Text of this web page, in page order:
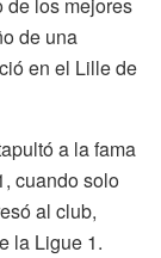
de una
en el Lille de
a la fama
cuando solo
al club,
la Ligue 1.